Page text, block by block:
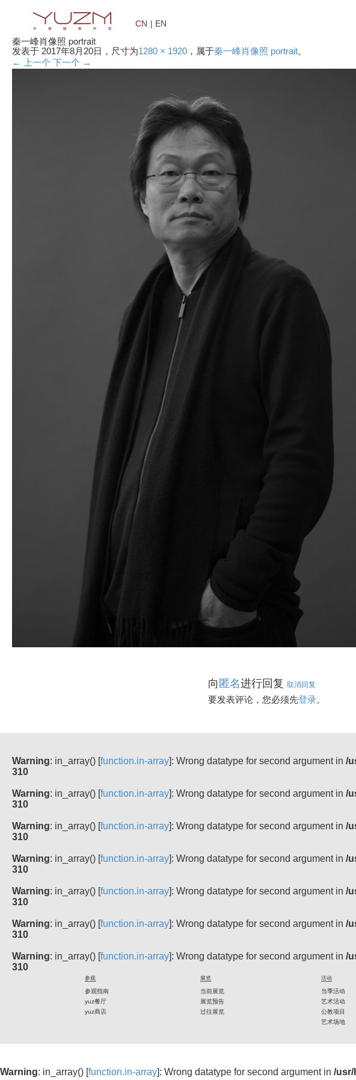
CN | EN
秦一峰肖像照 portrait
发表于 2017年8月20日 ，尺寸为1280 × 1920 ，属于秦一峰肖像照 portrait。
← 上一个 下一个 →
向匿名进行回复 取消回复
要发表评论，您必须先登录。
Warning: in_array() [function.in-array]: Wrong datatype for second argument in /
310
Warning: in_array() [function.in-array]: Wrong datatype for second argument in /
310
Warning: in_array() [function.in-array]: Wrong datatype for second argument in /
310
Warning: in_array() [function.in-array]: Wrong datatype for second argument in /
310
Warning: in_array() [function.in-array]: Wrong datatype for second argument in /
310
Warning: in_array() [function.in-array]: Wrong datatype for second argument in /
310
Warning: in_array() [function.in-array]: Wrong datatype for second argument in /
310
参观
参观指南
yuz餐厅
yuz商店
展览
当前展览
展览预告
过往展览
活动
当季活动
艺术活动
公教项目
艺术场地
Warning: in_array() [function.in-array]: Wrong datatype for second argument in /usr/